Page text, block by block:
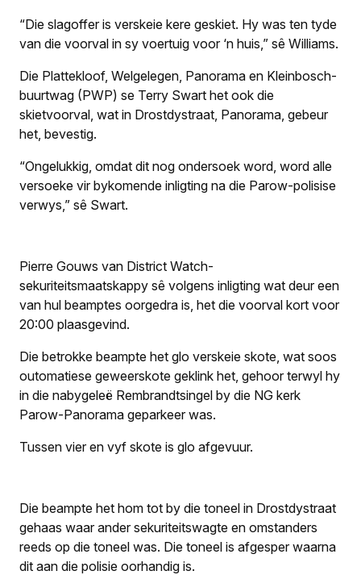
“Die slagoffer is verskeie kere geskiet. Hy was ten tyde
van die voorval in sy voertuig voor ‘n huis,” sê Williams.
Die Plattekloof, Welgelegen, Panorama en Kleinbosch-
buurtwag (PWP) se Terry Swart het ook die
skietvoorval, wat in Drostdystraat, Panorama, gebeur
het, bevestig.
“Ongelukkig, omdat dit nog ondersoek word, word alle
versoeke vir bykomende inligting na die Parow-polisise
verwys,” sê Swart.
Pierre Gouws van District Watch-
sekuriteitsmaatskappy sê volgens inligting wat deur een
van hul beamptes oorgedra is, het die voorval kort voor
20:00 plaasgevind.
Die betrokke beampte het glo verskeie skote, wat soos
outomatiese geweerskote geklink het, gehoor terwyl hy
in die nabygeleë Rembrandtsingel by die NG kerk
Parow-Panorama geparkeer was.
Tussen vier en vyf skote is glo afgevuur.
Die beampte het hom tot by die toneel in Drostdystraat
gehaas waar ander sekuriteitswagte en omstanders
reeds op die toneel was. Die toneel is afgesper waarna
dit aan die polisie oorhandig is.